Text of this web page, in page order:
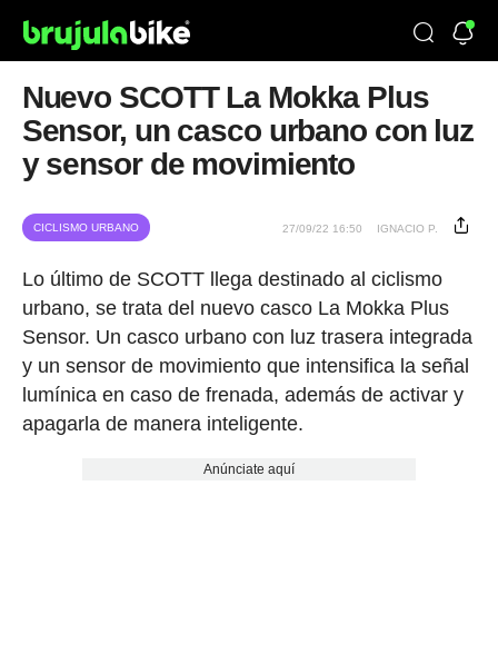
Nuevo SCOTT La Mokka Plus
Sensor, un casco urbano con luz
y sensor de movimiento
CICLISMO URBANO 27/09/22 16:50 IGNACIO P.
Lo último de SCOTT llega destinado al ciclismo
urbano, se trata del nuevo casco La Mokka Plus
Sensor. Un casco urbano con luz trasera integrada
y un sensor de movimiento que intensifica la señal
lumínica en caso de frenada, además de activar y
apagarla de manera inteligente.
Anúnciate aquí